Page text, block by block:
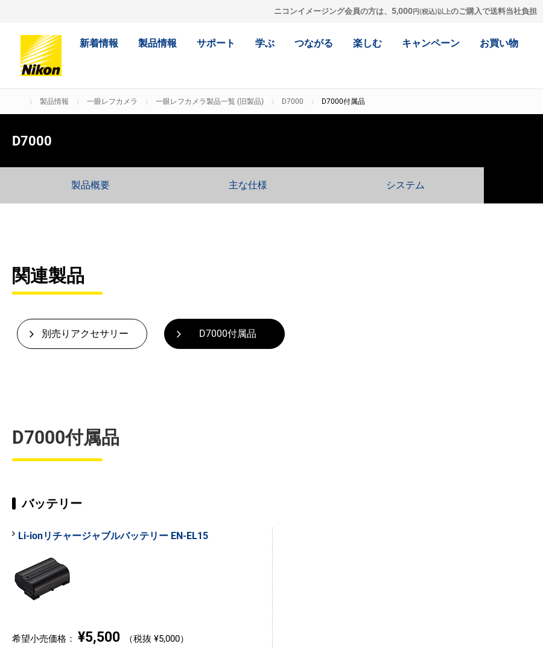
ニコンイメージング会員の方は、 5,000円(税込)以上のご購入で送料当社負担
新着情報 製品情報 サポート 学ぶ つながる 楽しむ キャンペーン お買い物
製品情報 一眼レフカメラ 一眼レフカメラ製品一覧 (旧製品) D7000 D7000付属品
D7000
製品概要 主な仕様 システム
関連製品
別売りアクセサリー D7000付属品
D7000付属品
バッテリー
Li-ionリチャージャブルバッテリー EN-EL15
希望小売価格： ¥5,500 （税抜 ¥5,000）